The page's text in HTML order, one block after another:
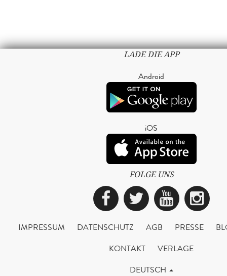
LADE DIE APP
Android
iOS
FOLGE UNS
Facebook
Twitter
IMPRESSUM DATENSCHUTZ AGB PRESSE
KONTAKT
VERLAGE
DEUTSCH